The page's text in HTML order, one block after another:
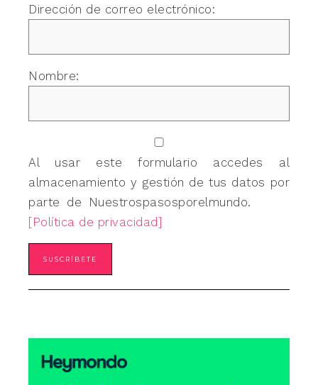
Dirección de correo electrónico:
Nombre:
Al usar este formulario accedes al
almacenamiento y gestión de tus datos por
parte de Nuestrospasosporelmundo.
[Política de privacidad]